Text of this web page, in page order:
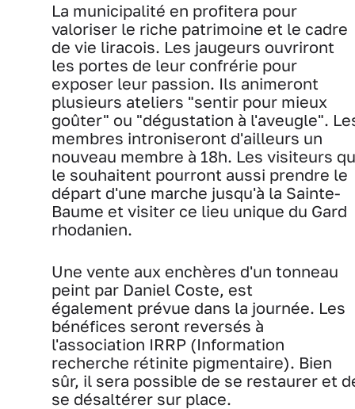
La municipalité en profitera pour
valoriser le riche patrimoine et le cadre
de vie liracois. Les jaugeurs ouvriront
les portes de leur confrérie pour
exposer leur passion. Ils animeront
plusieurs ateliers "sentir pour mieux
goûter" ou "dégustation à l'aveugle".
membres introniseront d'ailleurs un
nouveau membre à 18h. Les visiteurs
le souhaitent pourront aussi prendre le
départ d'une marche jusqu'à la Sainte-
Baume et visiter ce lieu unique du Gard
rhodanien.
Une vente aux enchères d'un tonneau
peint par Daniel Coste, est
également prévue dans la journée. Les
bénéfices seront reversés à
l'association IRRP (Information
recherche rétinite pigmentaire). Bien
sûr, il sera possible de se restaurer et
se désaltérer sur place.